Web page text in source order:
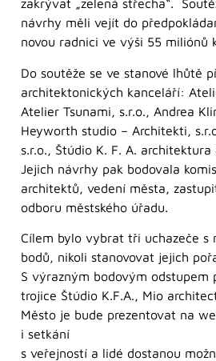
zakrývat „zelená střecha“.
návrhy měli vejít do
novou radnici ve výši 55 miliónů
Do soutěže se ve stanové lhůtě
architektonických kanceláří:
Atelier Tsunami, s.r.o., Andrea
Heyworth studio – Architekti,
s.r.o., Štúdio K. F. A. architektura
Jejich návrhy pak bodovala
architektů, vedení města,
odboru městského úřadu.
Cílem bylo vybrat tři uchazeče s
bodů, nikoli stanovovat jejich
S výrazným bodovým odstupem
trojice Štúdio K.F.A., Mio
Město je bude prezentovat na
i setkání
s veřejností a lidé dostanou